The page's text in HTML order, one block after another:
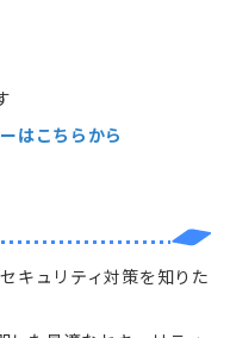
はこちらから
キュリティ対策を知りた